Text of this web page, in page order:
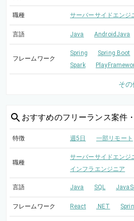
職種 サーバーサイドエンジ
言語 Java AndroidJava
フレームワーク
Spring Spring Boot
Spark
そ
おすすめのフリーランス案件
特徴 週5日 一部リモート
職種
サーバーサイドエンジ
インフラエンジニア
言語 Java SQL
フレームワーク React .NET